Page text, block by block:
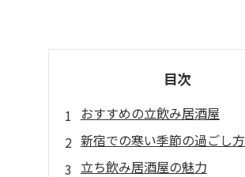
目次
おすすめの立飲み居酒屋
新宿での寒い季節の過ごし方
立ち飲み居酒屋の魅力